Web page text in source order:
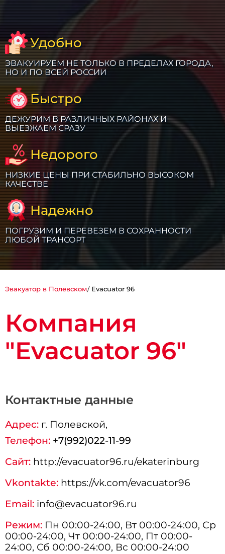
Удобно
ЭВАКУИРУЕМ НЕ ТОЛЬКО В ПРЕДЕЛАХ ГОРОДА,
НО И ПО ВСЕЙ РОССИИ
Быстро
ДЕЖУРИМ В РАЗЛИЧНЫХ РАЙОНАХ И
ВЫЕЗЖАЕМ СРАЗУ
Недорого
НИЗКИЕ ЦЕНЫ ПРИ СТАБИЛЬНО ВЫСОКОМ
КАЧЕСТВЕ
Надежно
ПОГРУЗИМ И ПЕРЕВЕЗЕМ В СОХРАННОСТИ
ЛЮБОЙ ТРАНСОРТ
Эвакуатор в Полевском Evacuator 96
Компания
"Evacuator 96"
Контактные данные
Адрес: г. Полевской,
Телефон: +7(992)022-11-99
Сайт: http://evacuator96.ru/ekaterinburg
Vkontakte: https://vk.com/evacuator96
Email: info@evacuator96.ru
Режим: Пн 00:00-24:00, Вт 00:00-24:00, Ср
00:00-24:00, Чт 00:00-24:00, Пт 00:00-
24:00, Сб 00:00-24:00, Вс 00:00-24:00